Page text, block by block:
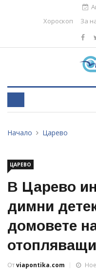
Хороскоп
За
Начало Царево
ЦАРЕВО
В Царево
димни
домовете
Отviapontika.com